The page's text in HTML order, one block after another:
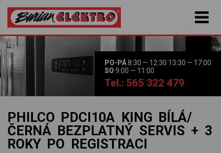
PO-PÁ8:30 — 12:30 13:30 — 17:00
SO 9:00 — 11:00
Tel.: 565 322 479
PHILCO PDCI10A KING BÍLÁ/
ČERNÁ BEZPLATNÝ SERVIS + 3
ROKY PO REGISTRACI